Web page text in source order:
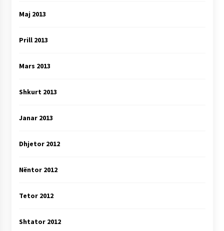
Maj 2013
Prill 2013
Mars 2013
Shkurt 2013
Janar 2013
Dhjetor 2012
Nëntor 2012
Tetor 2012
Shtator 2012